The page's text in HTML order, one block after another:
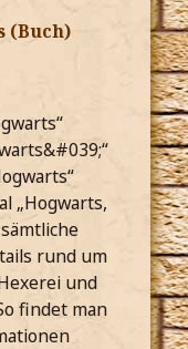
(Buch)
„Hogwarts,
rund um
und
findet man